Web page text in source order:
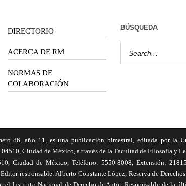
DIRECTORIO
ACERCA DE RM
NORMAS DE
COLABORACIÓN
BÚSQUEDA
86, año 11, es una publicación bimestral, editada por la
Ciudad de México, a través de la Facultad de Filosofía y
Ciudad de México, Teléfono: 5550-8008, Extensión:
responsable: Alberto Constante López, Reserva de